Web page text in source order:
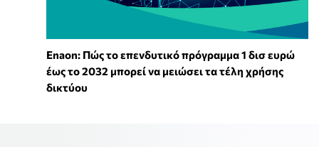
Enaon: Πώς το επενδυτικό πρόγραμμα 1 δισ ευρώ
έως το 2032 μπορεί να μειώσει τα τέλη χρήσης
δικτύου